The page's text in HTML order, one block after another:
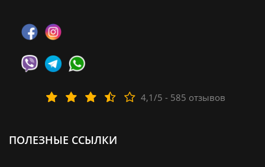
4,1/5 - 585 отзывов
ПОЛЕЗНЫЕ ССЫЛКИ